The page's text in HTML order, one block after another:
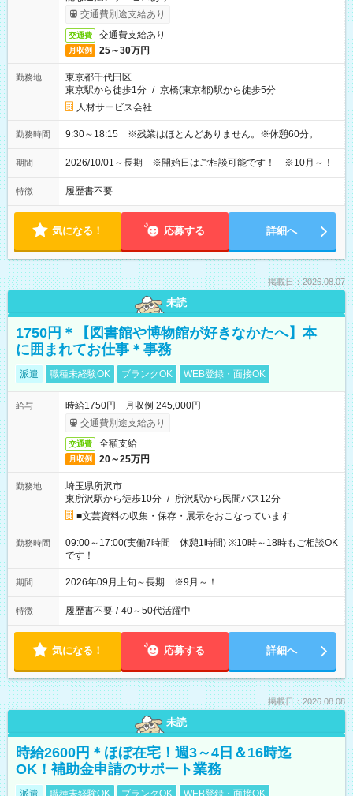
交通費別途支給あり
交通費 交通費支給あり
月収例 25～30万円
勤務地
東京都千代田区
東京駅から徒歩1分 / 京橋(東京都)駅から徒歩5分
人材サービス会社
勤務時間 9:30～18:15 ※残業はほとんどありません。※休憩60分。
期間 2026/10/01～長期 ※開始日はご相談可能です！ ※10月～！
特徴 履歴書不要
気になる！ 応募する 詳細へ
掲載日：2026.08.07
未読
1750円＊【図書館や博物館が好きなかたへ】本
に囲まれてお仕事＊事務
派遣 職種未経験OK ブランクOK WEB登録・面接OK
給与
時給1750円 月収例 245,000円
交通費別途支給あり
交通費 全額支給
月収例 20～25万円
勤務地
埼玉県所沢市
東所沢駅から徒歩10分 / 所沢駅から民間バス12分
■文芸資料の収集・保存・展示をおこなっています
勤務時間
09:00～17:00(実働7時間 休憩1時間) ※10時～18時もご相談OK
です！
期間 2026年09月上旬～長期 ※9月～！
特徴 履歴書不要 / 40～50代活躍中
気になる！ 応募する 詳細へ
掲載日：2026.08.08
未読
時給2600円＊ほぼ在宅！週3～4日＆16時迄
OK！補助金申請のサポート業務
派遣 職種未経験OK ブランクOK WEB登録・面接OK